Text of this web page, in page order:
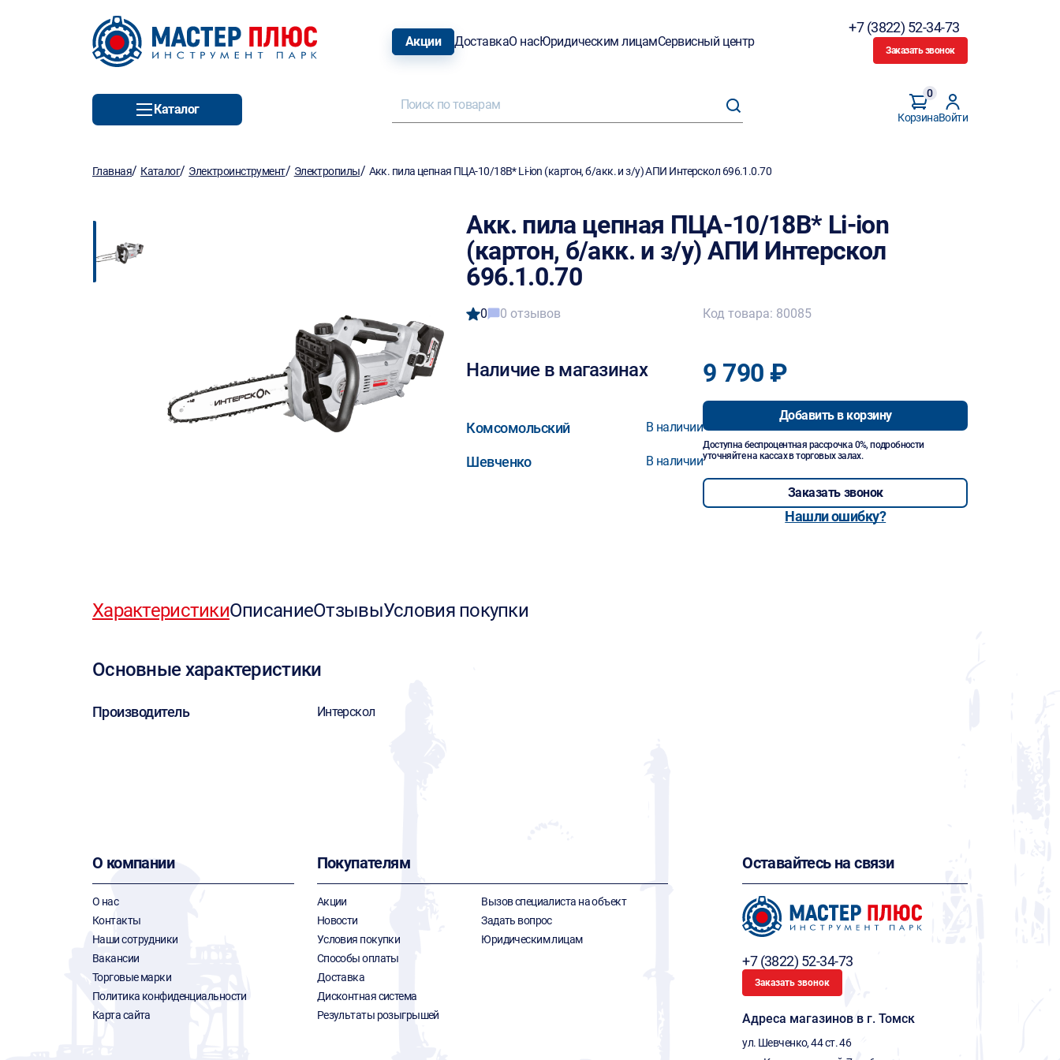
Акции ДоставкаО насЮридическим лицамСервисный центр
+7 (3822) 52-34-73
Заказать звонок
Каталог
Корзина
0
Войти
Главная/ Каталог/ Электроинструмент/ Электропилы/ Акк. пила цепная ПЦА-10/18В* Li-ion (картон, б/акк. и з/у) АПИ Интерскол 696.1.0.70
Акк. пила цепная ПЦА-10/18В* Li-ion
(картон, б/акк. и з/у) АПИ Интерскол
696.1.0.70
0 0 отзывов
Наличие в магазинах
Комсомольский В наличии
Шевченко В наличии
Код товара: 80085
9 790 ₽
Добавить в корзину
Доступна беспроцентная рассрочка 0%, подробности
уточняйте на кассах в торговых залах.
Заказать звонок
Нашли ошибку?
ХарактеристикиОписаниеОтзывыУсловия покупки
Основные характеристики
Производитель Интерскол
О компании
О нас
Контакты
Наши сотрудники
Вакансии
Торговые марки
Политика конфиденциальности
Карта сайта
Покупателям
Акции
Новости
Условия покупки
Способы оплаты
Доставка
Дисконтная система
Результаты розыгрышей
Вызов специалиста на объект
Задать вопрос
Юридическим лицам
Оставайтесь на связи
+7 (3822) 52-34-73
Заказать звонок
Адреса магазинов в г. Томск
ул. Шевченко, 44 ст. 46